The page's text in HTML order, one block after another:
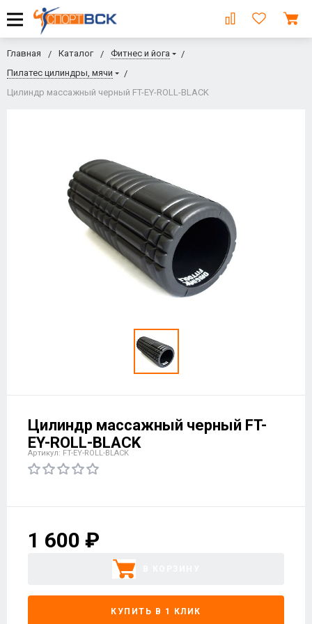
Главная Каталог
Фитнес и йога
Пилатес цилиндры, мячи
Цилиндр массажный черный FT-EY-ROLL-BLACK
Цилиндр массажный черный FT-
EY-ROLL-BLACK
Артикул: FT-EY-ROLL-BLACK
1 600 ₽
КУПИТЬ В 1 КЛИК